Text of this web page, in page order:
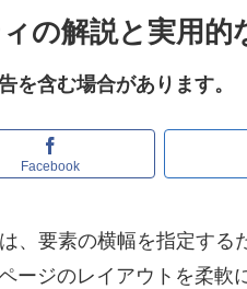
の解説と実用的
含む場合があります。
Facebook
、要素の横幅を指定する
ージのレイアウトを柔軟